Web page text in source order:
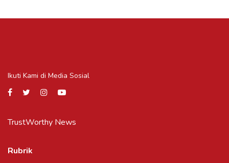
Ikuti Kami di Media Sosial
TrustWorthy News
Rubrik